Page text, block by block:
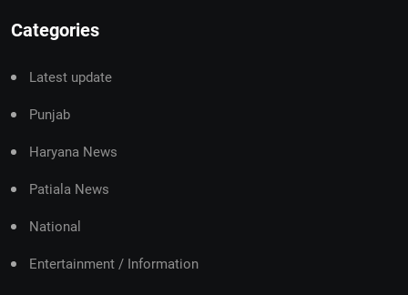
Categories
Latest update
Punjab
Haryana News
Patiala News
National
Entertainment / Information